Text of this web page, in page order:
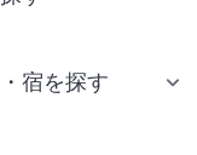
宿を探す